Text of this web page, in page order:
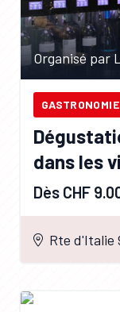
Organisé par
GASTRONOMIE
dans les
Dès CHF
Rte d'Italie